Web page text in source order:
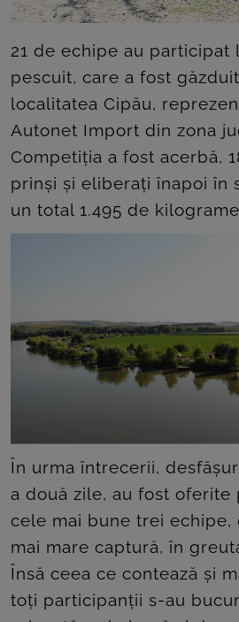
21 de echipe au participat
pescuit, care a fost
localitatea Cipău,
Autonet Import din zona
Competiția a fost acerbă,
prinși și eliberați înapoi în
un total 1.495 de
În urma întrecerii,
a două zile, au fost oferite
cele mai bune trei echipe,
mai mare captură, în
Însă ceea ce contează și
toți participanții s-au